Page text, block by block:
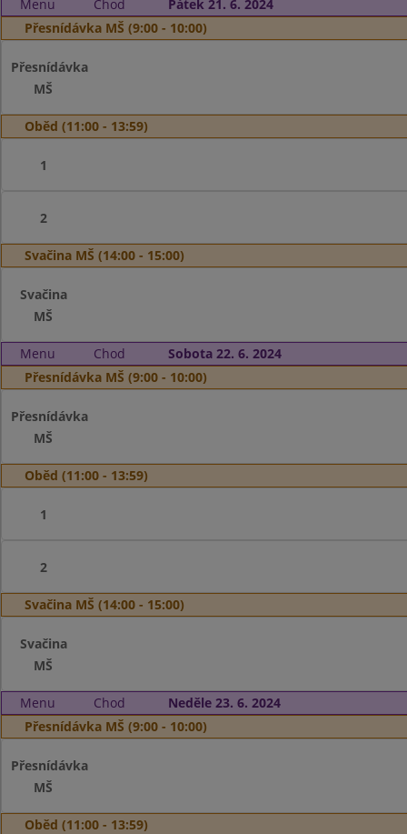
Menu Chod
Pátek 21. 6. 2024
Přesnídávka MŠ (9:00 - 10:00)
Přesnídávka
MŠ
Oběd (11:00 - 13:59)
1
2
Svačina MŠ (14:00 - 15:00)
Svačina
MŠ
Menu Chod
Sobota 22. 6. 2024
Přesnídávka MŠ (9:00 - 10:00)
Přesnídávka
MŠ
Oběd (11:00 - 13:59)
1
2
Svačina MŠ (14:00 - 15:00)
Svačina
MŠ
Menu Chod
Neděle 23. 6. 2024
Přesnídávka MŠ (9:00 - 10:00)
Přesnídávka
MŠ
Oběd (11:00 - 13:59)